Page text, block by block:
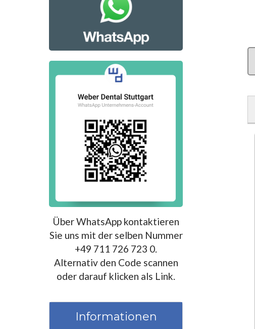
Über WhatsApp kontaktieren
Sie uns mit der selben Nummer
+49 711 726 723 0.
Alternativ den Code scannen
oder darauf klicken als Link.
Informationen